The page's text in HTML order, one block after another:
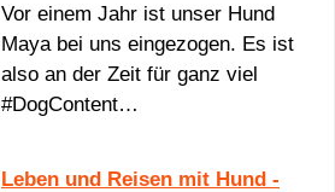
Vor einem Jahr ist unser Hund
Maya bei uns eingezogen. Es ist
also an der Zeit für ganz viel
#DogContent…
Leben und Reisen mit Hund -